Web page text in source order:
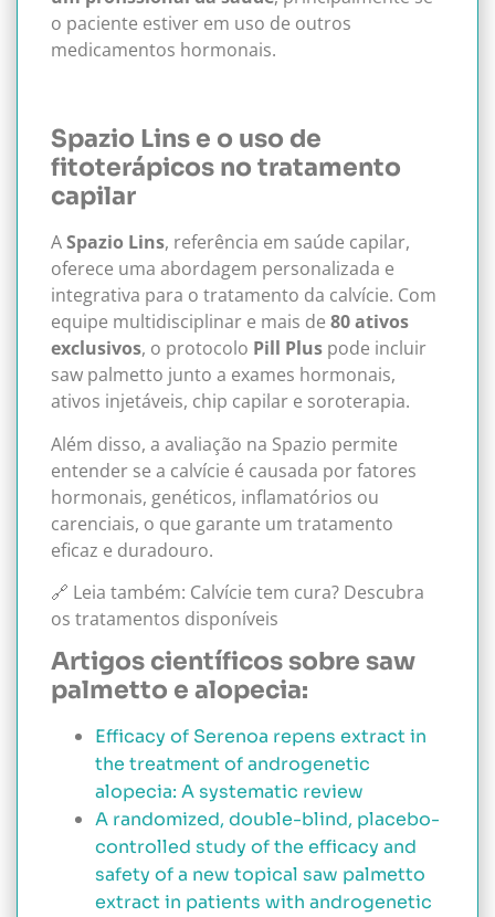
o paciente estiver em uso de outros
medicamentos hormonais.
Spazio Lins e o uso de
fitoterápicos no tratamento
capilar
ASpazio Lins, referência em saúde capilar,
oferece uma abordagem personalizada e
integrativa para o tratamento da calvície. Com
equipe multidisciplinar e mais de 80 ativos
exclusivos, o protocolo Pill Plus pode incluir
saw palmetto junto a exames hormonais,
ativos injetáveis, chip capilar e soroterapia.
Além disso, a avaliação na Spazio permite
entender se a calvície é causada por fatores
hormonais, genéticos, inflamatórios ou
carenciais, o que garante um tratamento
eficaz e duradouro.
🔗 Leia também: Calvície tem cura? Descubra
os tratamentos disponíveis
Artigos científicos sobre saw
palmetto e alopecia:
Efficacy of Serenoa repens extract in
the treatment of androgenetic
alopecia: A systematic review
A randomized, double-blind, placebo-
controlled study of the efficacy and
safety of a new topical saw palmetto
extract in patients with androgenetic